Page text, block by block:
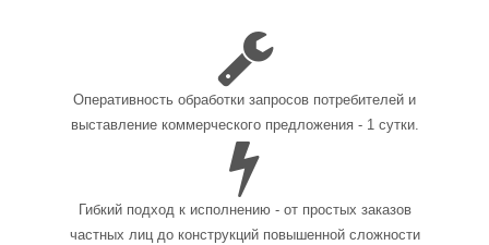
Оперативность обработки запросов потребителей и
выставление коммерческого предложения - 1 сутки.
Гибкий подход к исполнению - от простых заказов
частных лиц до конструкций повышенной сложности